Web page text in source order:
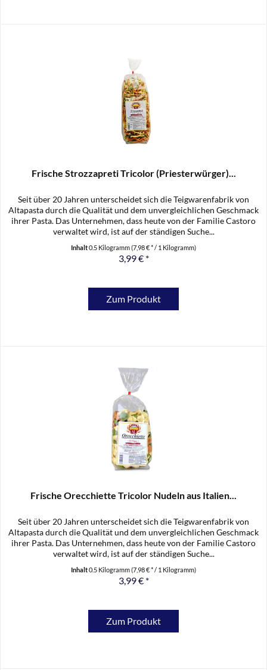
Frische Strozzapreti Tricolor (Priesterwürger)...
Seit über 20 Jahren unterscheidet sich die Teigwarenfabrik von
Altapasta durch die Qualität und dem unvergleichlichen Geschmack
ihrer Pasta. Das Unternehmen, dass heute von der Familie Castoro
verwaltet wird, ist auf der ständigen Suche...
Inhalt0.5 Kilogramm(7,98 € * / 1 Kilogramm)
3,99 € *
Zum Produkt
Frische Orecchiette Tricolor Nudeln aus Italien...
Seit über 20 Jahren unterscheidet sich die Teigwarenfabrik von
Altapasta durch die Qualität und dem unvergleichlichen Geschmack
ihrer Pasta. Das Unternehmen, dass heute von der Familie Castoro
verwaltet wird, ist auf der ständigen Suche...
Inhalt0.5 Kilogramm(7,98 € * / 1 Kilogramm)
3,99 € *
Zum Produkt